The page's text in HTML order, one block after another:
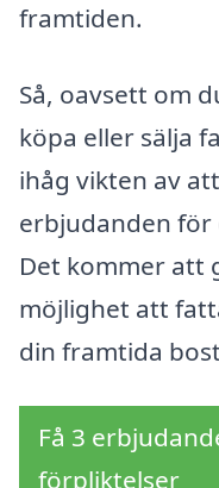
framtiden.
Så, oavsett om
köpa eller sälja
ihåg vikten av
erbjudanden för
Det kommer att
möjlighet att
din framtida
Få 3
förpliktelser